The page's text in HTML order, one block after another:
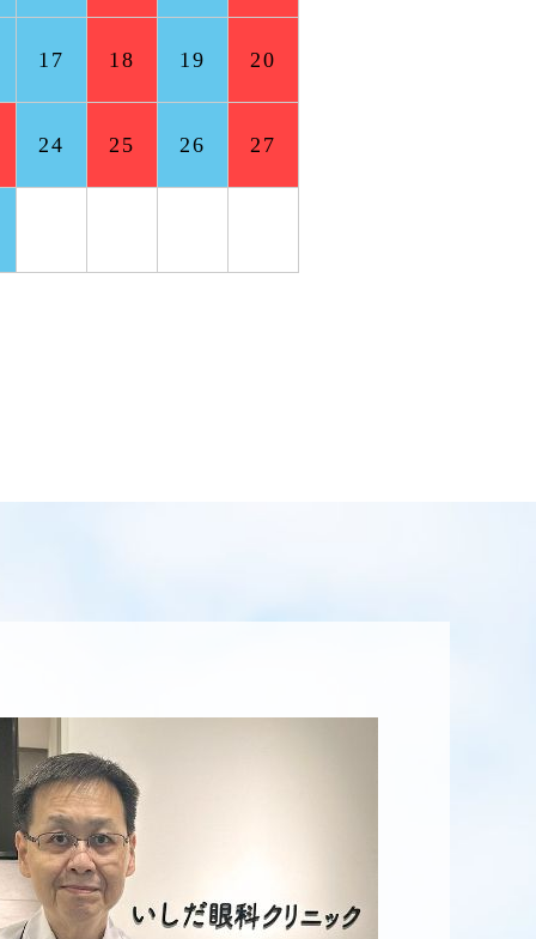
17 18 19 20
24 25 26 27